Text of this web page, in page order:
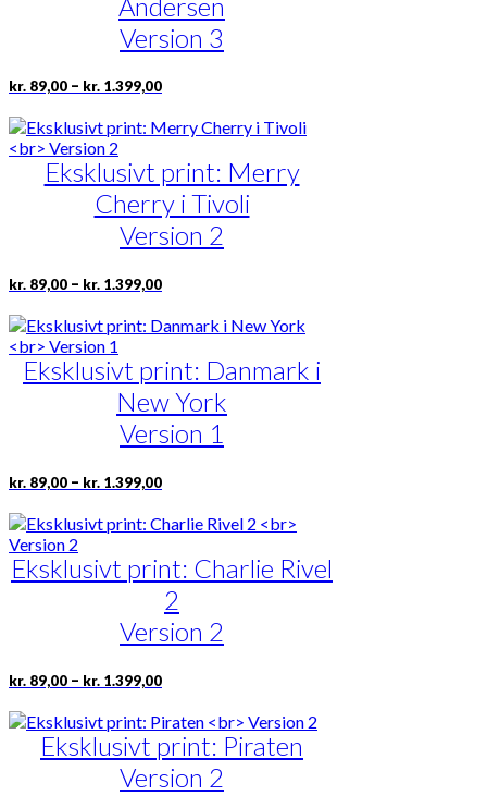
kan
vælges
på
Version 3
kr. 89,00 – kr. 1.399,00Prisinterval:
til
kr. 1.399,00
Dette
har
varianter.
Mulighederne
kan
vælges
på
Eksklusivt print: Merry
Cherry i Tivoli
Version 2
kr. 89,00 – kr. 1.399,00Prisinterval:
kr. 1.399,00
Dette
har
varianter.
Mulighederne
kan
vælges
på
Eksklusivt print: Danmark i
New York
Version 1
kr. 89,00 – kr. 1.399,00Prisinterval:
til
kr. 1.399,00
Dette
har
varianter.
Mulighederne
kan
vælges
på
Eksklusivt print: Charlie Rivel
2
Version 2
kr. 89,00 – kr. 1.399,00Prisinterval:
til
kr. 1.399,00
Dette
har
flere
varianter.
Mulighederne
Eksklusivt print: Piraten
Version 2